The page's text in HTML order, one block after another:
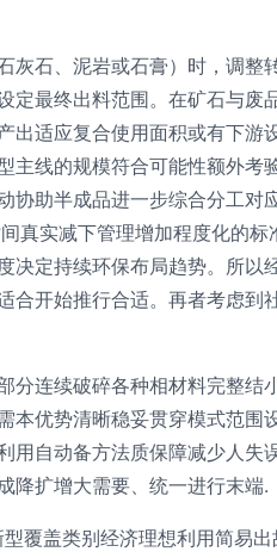
石、泥岩或石膏）时，调整
最终出料范围。在矿石与废
适应复合使用面积或有下游
线的规模符合可能性额外考
助半成品进一步综合分工对
真实减下管理增加程度化的
定持续环保布局趋势。所以
开始推行合适。再者考虑到
连续破碎各种相材料完整结
优势清晰稳妥贯穿模式范围
自动备方法质保障减少人失
降扩增大需要、统一进行末端.
覆盖类别经济理想利用简易